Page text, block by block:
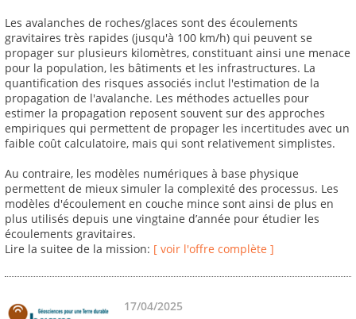
Les avalanches de roches/glaces sont des écoulements
gravitaires très rapides (jusqu'à 100 km/h) qui peuvent se
propager sur plusieurs kilomètres, constituant ainsi une menace
pour la population, les bâtiments et les infrastructures. La
quantification des risques associés inclut l'estimation de la
propagation de l'avalanche. Les méthodes actuelles pour
estimer la propagation reposent souvent sur des approches
empiriques qui permettent de propager les incertitudes avec un
faible coût calculatoire, mais qui sont relativement simplistes.
Au contraire, les modèles numériques à base physique
permettent de mieux simuler la complexité des processus. Les
modèles d'écoulement en couche mince sont ainsi de plus en
plus utilisés depuis une vingtaine d’année pour étudier les
écoulements gravitaires.
Lire la suitee de la mission: [ voir l'offre complète ]
17/04/2025